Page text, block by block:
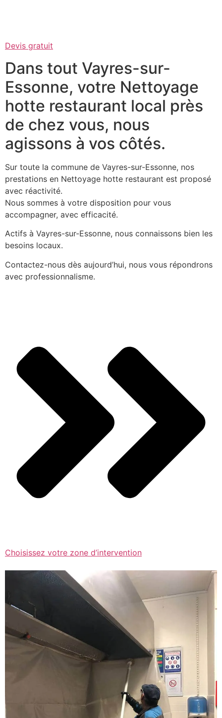
Devis gratuit
Dans tout Vayres-sur-
Essonne, votre Nettoyage
hotte restaurant local près
de chez vous, nous
agissons à vos côtés.
Sur toute la commune de Vayres-sur-Essonne, nos
prestations en Nettoyage hotte restaurant est proposé
avec réactivité.
Nous sommes à votre disposition pour vous
accompagner, avec efficacité.
Actifs à Vayres-sur-Essonne, nous connaissons bien les
besoins locaux.
Contactez-nous dès aujourd’hui, nous vous répondrons
avec professionnalisme.
Choisissez votre zone d’intervention